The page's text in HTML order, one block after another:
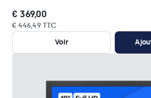
€ 369,00
€ 446,49 TTC
Voir